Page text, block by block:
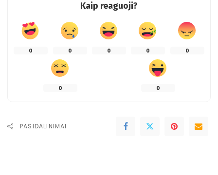
Kaip reaguoji?
0 0 0 0 0
0 0
PASIDALINIMAI